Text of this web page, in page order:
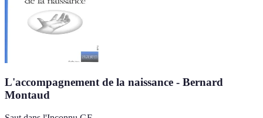
L'accompagnement de la naissance - Bernard
Montaud